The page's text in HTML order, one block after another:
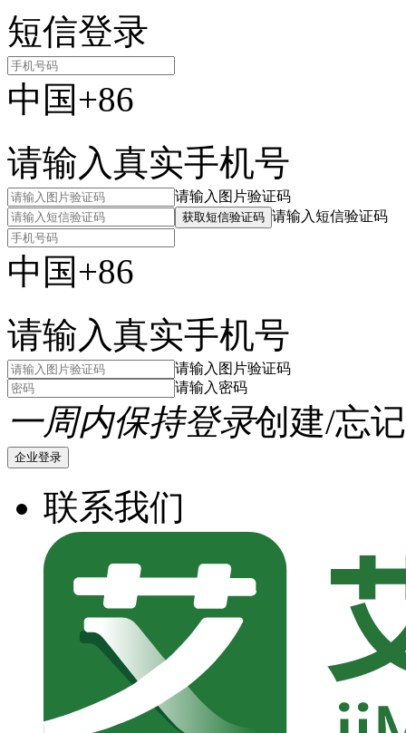
短信登录
中国+86
请输入真实手机号
请输入图片验证码
获取短信验证码 请输入短信验证码
中国+86
请输入真实手机号
请输入图片验证码
请输入密码
一周内保持登录创建/忘
企业登录
联系我们